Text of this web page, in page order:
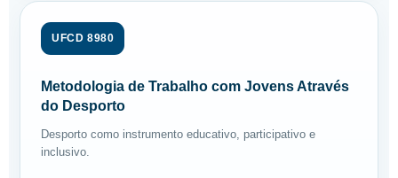
UFCD 8980
Metodologia de Trabalho com Jovens Através
do Desporto
Desporto como instrumento educativo, participativo e
inclusivo.